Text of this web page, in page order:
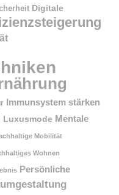
Digitale
Immunsystem stärken
Luxusmode Mentale
Mobilität
Wohnen
Persönliche